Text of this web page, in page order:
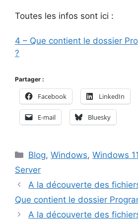
Toutes les infos sont ici :
4 – Que contient le dossier
?
Partager :
Facebook LinkedIn
E-mail Bluesky
Catégories
Blog,Windows,Windows 11
Server
A la découverte des
Que contient le dossier
A la découverte des